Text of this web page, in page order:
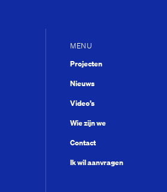
MENU
Projecten
Nieuws
Video’s
Wie zijn we
Contact
Ik wil aanvragen